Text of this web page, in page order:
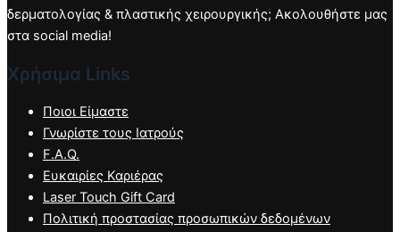
δερματολογίας & πλαστικής χειρουργικής; Ακολουθήστε μας
στα social media!
Χρήσιμα Links
Ποιοι Είμαστε
Γνωρίστε τους Ιατρούς
F.A.Q.
Ευκαιρίες Καριέρας
Laser Touch Gift Card
Πολιτική προστασίας προσωπικών δεδομένων